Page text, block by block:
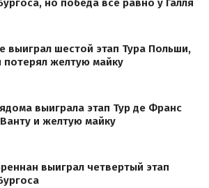
но победа всё равно у Галля
выиграл шестой этап Тура Польши,
потерял желтую майку
выиграла этап Тур де Франс
и желтую майку
выиграл четвертый этап